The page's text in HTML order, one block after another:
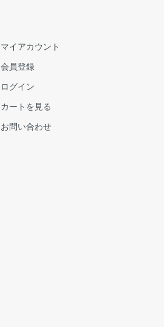
マイアカウント
会員登録
ログイン
カートを見る
お問い合わせ